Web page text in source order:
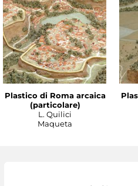
Plastico di Roma arcaica
(particolare)
L. Quilici
Maqueta